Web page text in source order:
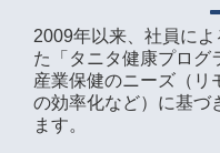
2009年以来、社員に
た「タニタ健康プログ
産業保健のニーズ（リ
の効率化など）に基づ
ます。